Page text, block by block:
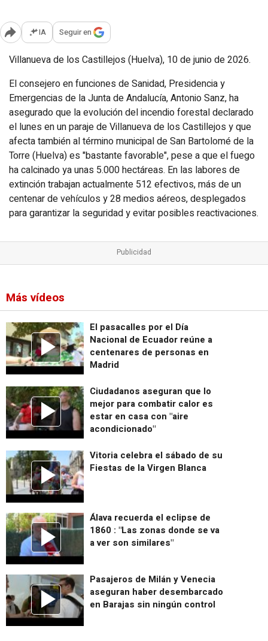
Abrir opciones para compartir
IA Seguir en
Villanueva de los Castillejos (Huelva), 10 de junio de 2026.
El consejero en funciones de Sanidad, Presidencia y
Emergencias de la Junta de Andalucía, Antonio Sanz, ha
asegurado que la evolución del incendio forestal declarado
el lunes en un paraje de Villanueva de los Castillejos y que
afecta también al término municipal de San Bartolomé de la
Torre (Huelva) es "bastante favorable", pese a que el fuego
ha calcinado ya unas 5.000 hectáreas. En las labores de
extinción trabajan actualmente 512 efectivos, más de un
centenar de vehículos y 28 medios aéreos, desplegados
para garantizar la seguridad y evitar posibles reactivaciones.
Más vídeos
El pasacalles por el Día
Nacional de Ecuador reúne a
centenares de personas en
Madrid
Ciudadanos aseguran que lo
mejor para combatir calor es
estar en casa con "aire
acondicionado"
Vitoria celebra el sábado de su
Fiestas de la Virgen Blanca
Álava recuerda el eclipse de
1860 : "Las zonas donde se va
a ver son similares"
Pasajeros de Milán y Venecia
aseguran haber desembarcado
en Barajas sin ningún control